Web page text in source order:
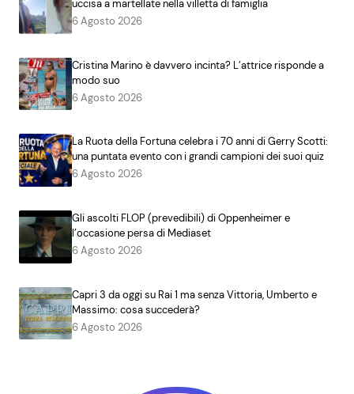
uccisa a martellate nella villetta di famiglia
6 Agosto 2026
Cristina Marino è davvero incinta? L’attrice risponde a
modo suo
6 Agosto 2026
La Ruota della Fortuna celebra i 70 anni di Gerry Scotti:
una puntata evento con i grandi campioni dei suoi quiz
6 Agosto 2026
Gli ascolti FLOP (prevedibili) di Oppenheimer e
l’occasione persa di Mediaset
6 Agosto 2026
Capri 3 da oggi su Rai 1 ma senza Vittoria, Umberto e
Massimo: cosa succederà?
6 Agosto 2026